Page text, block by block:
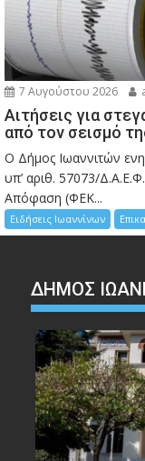
7 Αυγούστου 2026
Αιτήσεις για
από τον σεισμό
Ο Δήμος Ιωαννιτών
υπ’ αριθ. 57073/
Απόφαση (ΦΕΚ...
Ειδήσεις Ιωαννίνων
ΔΗΜΟΣ